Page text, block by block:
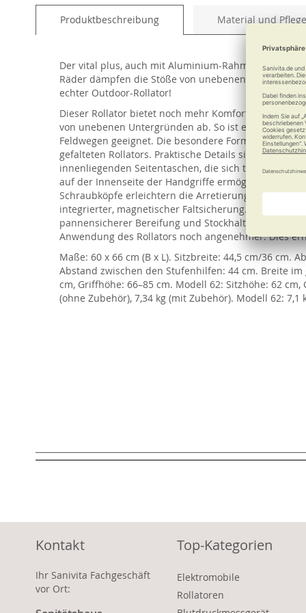
Produktbeschreibung Material und Pflege
Der vital plus, auch mit Aluminium-Rahmen,
Räder dämpfen die Stöße von unebenen
echter Outdoor-Rollator!
Dieser Rollator bietet noch mehr Komfort als der
von unebenen Untergründen ab. So ist er bestens
Feldwegen geeignet. Die besondere Form der
gefalteten Rollators. Praktische Details sind die
innenliegenden Seitentaschen, die sich teilweise mit
auf der Innenseite der Handgriffe ermöglicht ein
Schraubköpfe erleichtern die Arretierung der
integrierter, magnetischer Faltsicherung. Er ist
pannensicherer Bereifung und Stockhalter.
Anwendung des Rollators noch angenehmer. Dies
Maße: 60 x 66 cm (B x L). Sitzbreite: 44,5 cm/36 cm.
Abstand zwischen den Stufenhilfen: 44 cm. Breite
cm, Griffhöhe: 66–85 cm. Modell 62: Sitzhöhe: 62
(ohne Zubehör), 7,34 kg (mit Zubehör). Modell 62: 7,1
Kontakt
Ihr Sanivita Fachgeschäft
vor Ort:
Top-Kategorien
Elektromobile
Rollatoren